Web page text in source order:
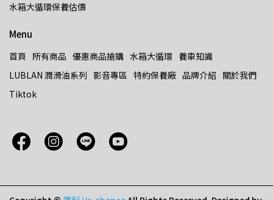
水箱大循環保養估價
Menu
首頁 所有商品 優惠商品搶購 水箱大循環 養車知識
LUBLAN 潤滑油系列 影音專區 特約保養廠 品牌介紹 關於我們
Tiktok